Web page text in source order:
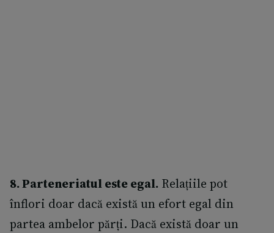
8. Parteneriatul este egal. Relațiile pot
înflori doar dacă există un efort egal din
partea ambelor părți. Dacă există doar un